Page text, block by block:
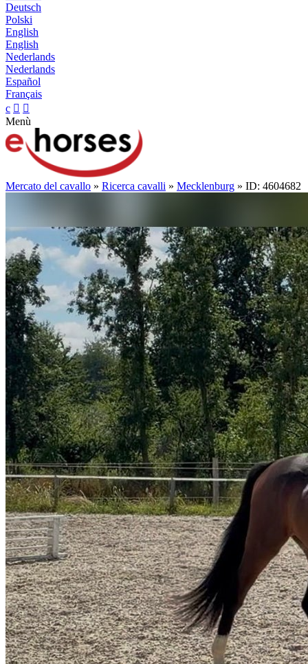
Deutsch
Polski
English
English
Nederlands
Nederlands
Español
Français
c  
Menù
Mercato del cavallo » Ricerca cavalli » Mecklenburg » ID: 4604682